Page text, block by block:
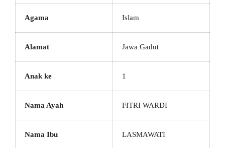
Agama Islam
Alamat Jawa Gadut
Anak ke 1
Nama Ayah FITRI WARDI
Nama Ibu LASMAWATI